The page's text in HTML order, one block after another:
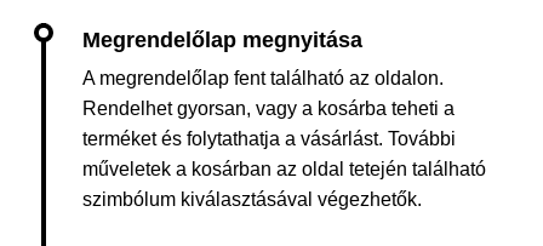
A megrendelőlap fent található az oldalon.
Rendelhet gyorsan, vagy a kosárba teheti a
terméket és folytathatja a vásárlást. További
műveletek a kosárban az oldal tetején található
szimbólum kiválasztásával végezhetők.